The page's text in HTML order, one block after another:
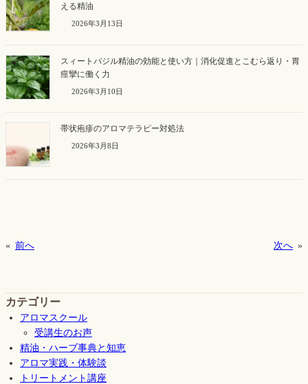
える精油
2026年3月13日
スィートバジル精油の効能と使い方｜消化促進とこむら返り・胃
痙攣に働く力
2026年3月10日
帯状疱疹のアロマテラピー対処法
2026年3月8日
« 前へ 次へ »
カテゴリー
アロマスクール
受講生のお声
精油・ハーブ事典と知恵
アロマ実践・体験談
トリートメント講座